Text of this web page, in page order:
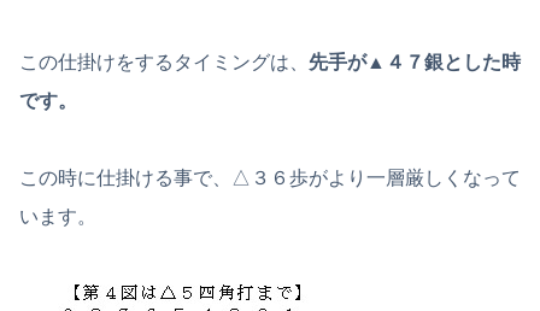
この仕掛けをするタイミングは、 先手が▲４７銀とした時
です。
この時に仕掛ける事で、△３６歩がより一層厳しくなって
います。